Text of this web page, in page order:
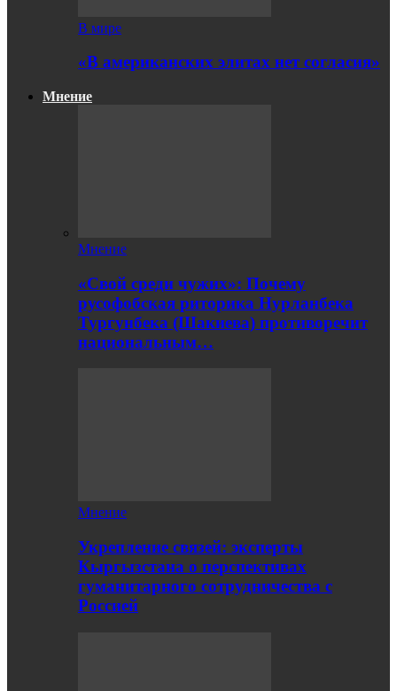
В мире
«В американских элитах нет согласия»
Мнение
Мнение
«Свой среди чужих»: Почему
русофобская риторика Нурланбека
Тургунбека (Шакиева) противоречит
национальным…
Мнение
Укрепление связей: эксперты
Кыргызстана о перспективах
гуманитарного сотрудничества с
Россией